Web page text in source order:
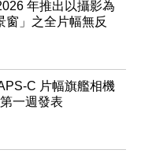
年推出以攝影為
窗」之全片幅無反
C 片幅旗艦相機
一週發表